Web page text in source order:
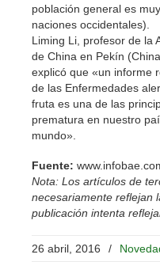
población general es
naciones occidentales).
Liming Li, profesor de la
de China en Pekín
explicó que «un informe
de las Enfermedades
fruta es una de las
prematura en nuestro
mundo».
Fuente:
Nota: Los artículos de
necesariamente reflejan
publicación intenta
26 abril, 2016 /